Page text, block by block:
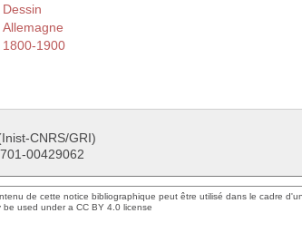
Dessin
Allemagne
1800-1900
CNRS/GRI)
00429062
de cette notice bibliographique peut être utilisé dans le cadre
used under a CC BY 4.0 license